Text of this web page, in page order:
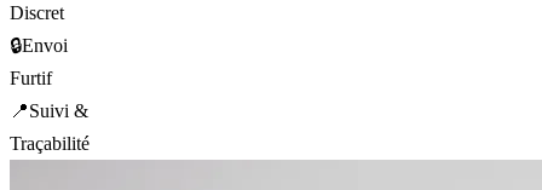
Discret
🔒Envoi
Furtif
📍Suivi &
Traçabilité